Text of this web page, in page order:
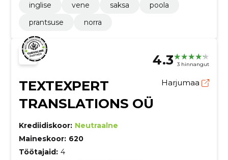
inglise
vene saksa
poola
prantsuse
norra
4.3 3 hinnangut
TEXTEXPERT
TRANSLATIONS OÜ
Harjumaa
Krediidiskoor: Neutraalne
Maineskoor: 620
Töötajaid: 4